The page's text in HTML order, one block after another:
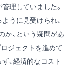
理していました。
うに見受けられ、
か、という疑問があ
ジェクトを進めて
、経済的なコスト